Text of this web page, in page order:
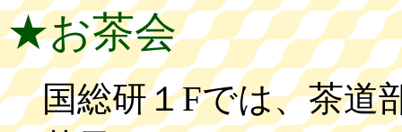
★お茶会
国総研１Fでは、茶道